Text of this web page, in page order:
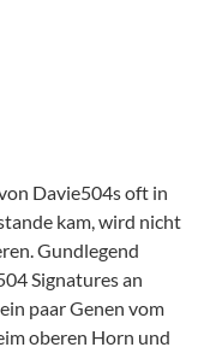
Davie504s oft in
kam, wird nicht
Gundlegend
Signatures an
paar Genen vom
oberen Horn und